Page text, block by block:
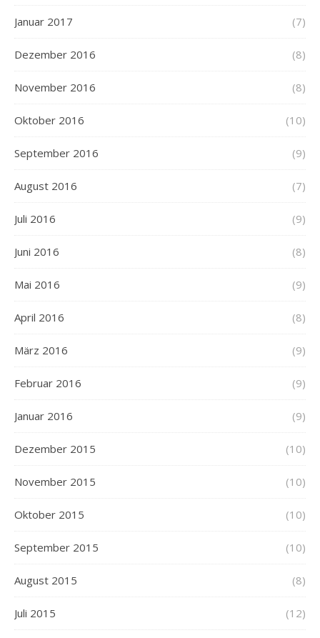
Januar 2017 (7)
Dezember 2016 (8)
November 2016 (8)
Oktober 2016 (10)
September 2016 (9)
August 2016 (7)
Juli 2016 (9)
Juni 2016 (8)
Mai 2016 (9)
April 2016 (8)
März 2016 (9)
Februar 2016 (9)
Januar 2016 (9)
Dezember 2015 (10)
November 2015 (10)
Oktober 2015 (10)
September 2015 (10)
August 2015 (8)
Juli 2015 (12)